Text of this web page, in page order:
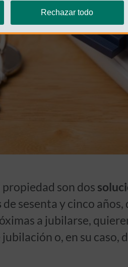
son dos
de sesenta y cinco
a jubilarse,
o, en su caso,
Rechazar todo